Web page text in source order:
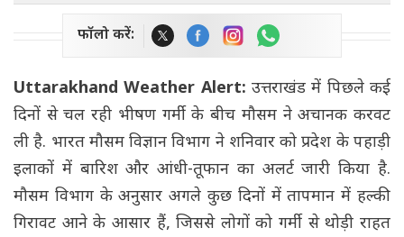
फॉलो करें:
Uttarakhand Weather Alert: उत्तराखंड में पिछले कई
दिनों से चल रही भीषण गर्मी के बीच मौसम ने अचानक करवट
ली है. भारत मौसम विज्ञान विभाग ने शनिवार को प्रदेश के पहाड़ी
इलाकों में बारिश और आंधी-तूफान का अलर्ट जारी किया है.
मौसम विभाग के अनुसार अगले कुछ दिनों में तापमान में हल्की
गिरावट आने के आसार हैं, जिससे लोगों को गर्मी से थोड़ी राहत